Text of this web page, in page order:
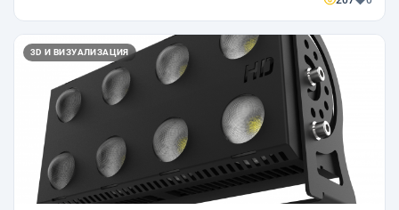
3D И ВИЗУАЛИЗАЦИЯ